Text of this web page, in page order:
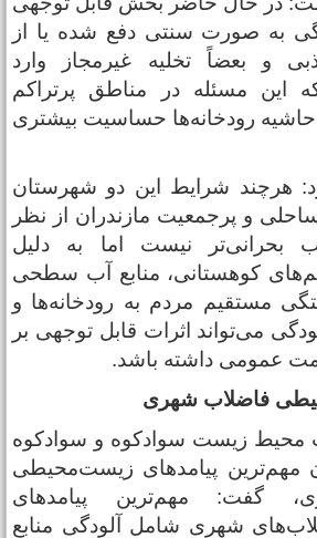
به‌ صورت سنتی دفع شده یا از
بعضاً تخلیه غیرمجاز وارد
این مسئله در مناطق پرتراکم
رودخانه‌ها حساسیت بیشتری
شرایط این دو شهرستان
و پرجمعیت مازندران از نظر
نیست اما به دلیل
کوهستانی، منابع آب سطحی
مستقیم مردم به رودخانه‌ها و
می‌تواند اثرات قابل توجهی بر
داشته باشد.
فاضلاب‌ شهری
زیست سوادکوه و سوادکوه
پیامدهای زیست‌محیطی
گفت: مهم‌ترین پیامدهای
شهری شامل آلودگی منابع